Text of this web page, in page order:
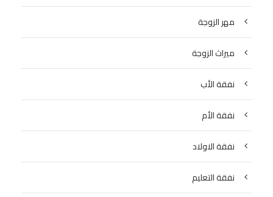
مهر الزوجة
ميراث الزوجة
نفقة الأب
نفقة الأم
نفقة الاولاد
نفقة التعليم